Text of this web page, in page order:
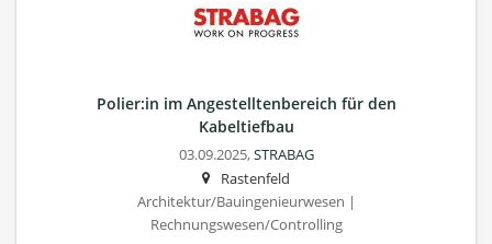
Polier:in im Angestelltenbereich für den
Kabeltiefbau
03.09.2025,STRABAG
Rastenfeld
Architektur/Bauingenieurwesen |
Rechnungswesen/Controlling